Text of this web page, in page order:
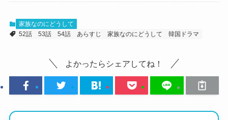
家族なのにどうして
52話
53話 54話 あらすじ 家族なのにどうして 韓国ドラマ
よかったらシェアしてね！